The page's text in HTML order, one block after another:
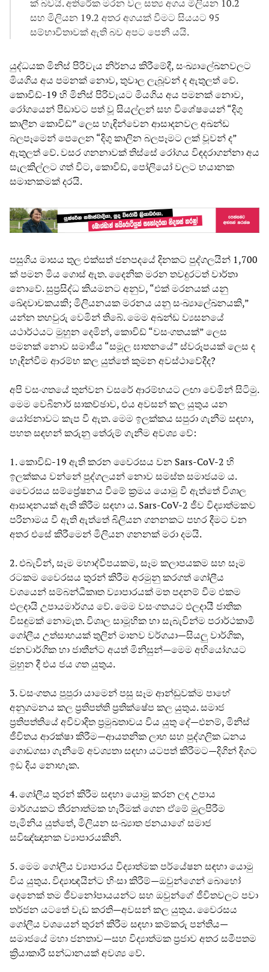
ක් බවයි. අතිරේක මරන වල සත්‍ය අගය මිලියන 10.2
සහ මිලියන 19.2 අතර අගයක් වීමට සියයට 95
සම්භාවිතාවක් ඇති බව අපට පෙනී යයි.
යුද්ධයක මිනිස් පිරිවැය නිර්නය කිරීමේදී, සංඛ්‍යාලේඛනවලට
මියගිය අය පමනක් නොව, තුවාල ලැබූවන් ද ඇතුලත් වේ.
කොවිඩ්-19 හි මිනිස් පිරිවැයට මියගිය අය පමනක් නොව,
රෝගයෙන් පීඩාවට පත් වූ සියල්ලන් සහ විශේෂයෙන් “දිගු
කාලීන කොවිඩ්” ලෙස හැඳින්වෙන ආසාදනවල අඛන්ඩ
බලපෑමෙන් පෙලෙන “දිගු කාලින බලපෑමට ලක් වූවන් ද”
ඇතුලත් වේ. වසර ගනනාවක් තිස්සේ රෝගය විඳදරාගන්නා අය
සැලකිල්ලට ගත් විට, කොවිඩ්, පෝලියෝ වලට භයානක
සමානකමක් දරයි.
පසුගිය මාසය තුල එක්සත් ජනපදයේ දිනකට පුද්ගලයින් 1,700
ක් පමන මිය ගොස් ඇත. දෛනික මරන තවදුරටත් වාර්තා
නොවේ. සුප්‍රසිද්ධ කියමනට අනුව, “එක් මරනයක් යනු
ඛේදවාචකයකි; මිලියනයක මරනය යනු සංඛ්‍යාලේඛනයකි,”
යන්න තහවුරු වෙමින් තිබේ. මෙම අඛන්ඩ ව්‍යසනයේ
යථාර්ථයට මුහුන දෙමින්, කොවිඩ් “වසංගතයක්” ලෙස
පමනක් නොව සමාජීය “සමූල ඝාතනයේ” ස්වරූපයක් ලෙස ද
හැඳින්වීම ආරම්භ කල යුත්තේ කුමන අවස්ථාවේදීද?
අපි වසංගතයේ තුන්වන වසරේ ආරම්භයට ලඟා වෙමින් සිටිමු.
මෙම වෙබිනාර් සාකච්ඡාව, එය අවසන් කල යුතුය යන
යෝජනාවට කැප වී ඇත. මෙම ඉලක්කය සපුරා ගැනීම සඳහා,
පහත සඳහන් කරුනු තේරුම් ගැනීම අවශ්‍ය වේ:
1. කොවිඩ්-19 ඇති කරන වෛරසය වන Sars-CoV-2 හි
ඉලක්කය වන්නේ පුද්ගලයන් නොව සමස්ත සමාජයම ය.
වෛරසය සම්ප්‍රේෂනය වීමේ ක්‍රමය යොමු වී ඇත්තේ විශාල
ආසාදනයක් ඇති කිරීම සඳහා ය. Sars-CoV-2 ජීව විද්‍යාත්මකව
පරිනාමය වී ඇති ඇත්තේ බිලියන ගනනකට පහර දීමට වන
අතර එසේ කිරීමෙන් මිලියන ගනනක් මරා දමයි.
2. එබැවින්, සෑම මහාද්වීපයකම, සෑම කලාපයකම සහ සෑම
රටකම වෛරසය තුරන් කිරීම අරමුනු කරගත් ගෝලීය
වශයෙන් සම්බන්ධීකෘත ව්‍යාපාරයක් මත පදනම් වීම එකම
ඵලදායි උපායමාර්ගය වේ. මෙම වසංගතයට ඵලදායී ජාතික
විසඳුමක් නොමැත. විශාල සාමූහික හා සැබැවින්ම පරාර්ථකාමී
ගෝලීය උත්සාහයක් තුලින් මානව වර්ගයා—සියලු වාර්ගික,
ජනවාර්ගික හා ජාතීන්ට අයත් මිනිසුන්—මෙම අභියෝගයට
මුහුන දී එය ජය ගත යුතුය.
3. වසංගතය පුපුරා යාමෙන් පසු සෑම ආන්ඩුවක්ම පාහේ
අනුගමනය කල ප්‍රතිපත්ති ප්‍රතික්ෂේප කල යුතුය. සමාජ
ප්‍රතිපත්තියේ අවිවාදිත ප්‍රමුඛතාවය විය යුතු දේ—එනම්, මිනිස්
ජීවිතය ආරක්ෂා කිරීම—ආයතනික ලාභ සහ පුද්ගලික ධනය
ගොඩගසා ගැනීමේ අවශ්‍යතා සඳහා යටපත් කිරීමට—දිගින් දිගට
ඉඩ දිය නොහැක.
4. ගෝලීය තුරන් කිරීම සඳහා යොමු කරන ලද උපාය
මාර්ගයකට තීරනාත්මක හැරීමක් ගෙන ඒමේ මුලපිරීම
පැමිනිය යුත්තේ, මිලියන සංඛ්‍යාත ජනයාගේ සමාජ
සවිඤ්ඤානක ව්‍යාපාරයකිනි.
5. මෙම ගෝලීය ව්‍යාපාරය විද්‍යාත්මක පර්යේෂන සඳහා යොමු
විය යුතුය. විද්‍යාඥයින්ට හිංසා කිරීම්—ඔවුන්ගෙන් බොහෝ
දෙනෙක් තම ජීවනෝපායයන්ට සහ ඔවුන්ගේ ජීවිතවලට පවා
තර්ජන යටතේ වැඩ කරති—අවසන් කල යුතුය. වෛරසය
ගෝලීය වශයෙන් තුරන් කිරීම සඳහා කම්කරු පන්තිය—
සමාජයේ මහා ජනතාව—සහ විද්‍යාත්මක ප්‍රජාව අතර සමීපතම
ක්‍රියාකාරී සන්ධානයක් අවශ්‍ය වේ.